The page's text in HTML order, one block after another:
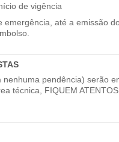
de vigência
emergência, até a emissão
nenhuma pendência) serão
técnica, FIQUEM